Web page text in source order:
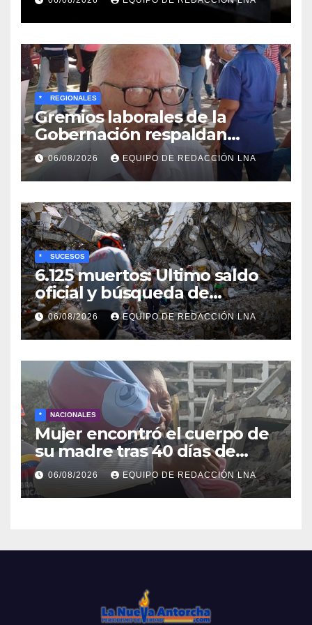
* REGIONALES
Gremios laborales de la
Gobernación respaldan
propuesta de Bono
Recreativo de 100 dólares
para jubilados, pensionados y
activos
06/08/2026 EQUIPO DE REDACCIÓN LNA
* SUCESOS
6.125 muertos: Ultimo saldo
oficial y búsqueda de
cadáveres continúa entre los
escombros
06/08/2026 EQUIPO DE REDACCIÓN LNA
* NACIONALES
Mujer encontró el cuerpo de
su madre tras 40 días de
búsqueda en Tanaguarena
06/08/2026 EQUIPO DE REDACCIÓN LNA